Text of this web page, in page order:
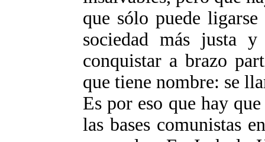
que sólo puede
sociedad más justa
conquistar a brazo
que tiene nombre: se
Es por eso que hay
las bases comunistas